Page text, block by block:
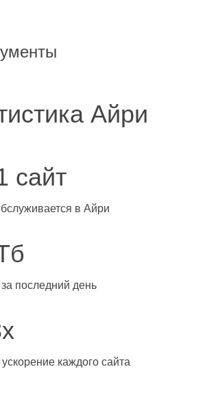
Айри
сайт
в Айри
последний день
каждого сайта